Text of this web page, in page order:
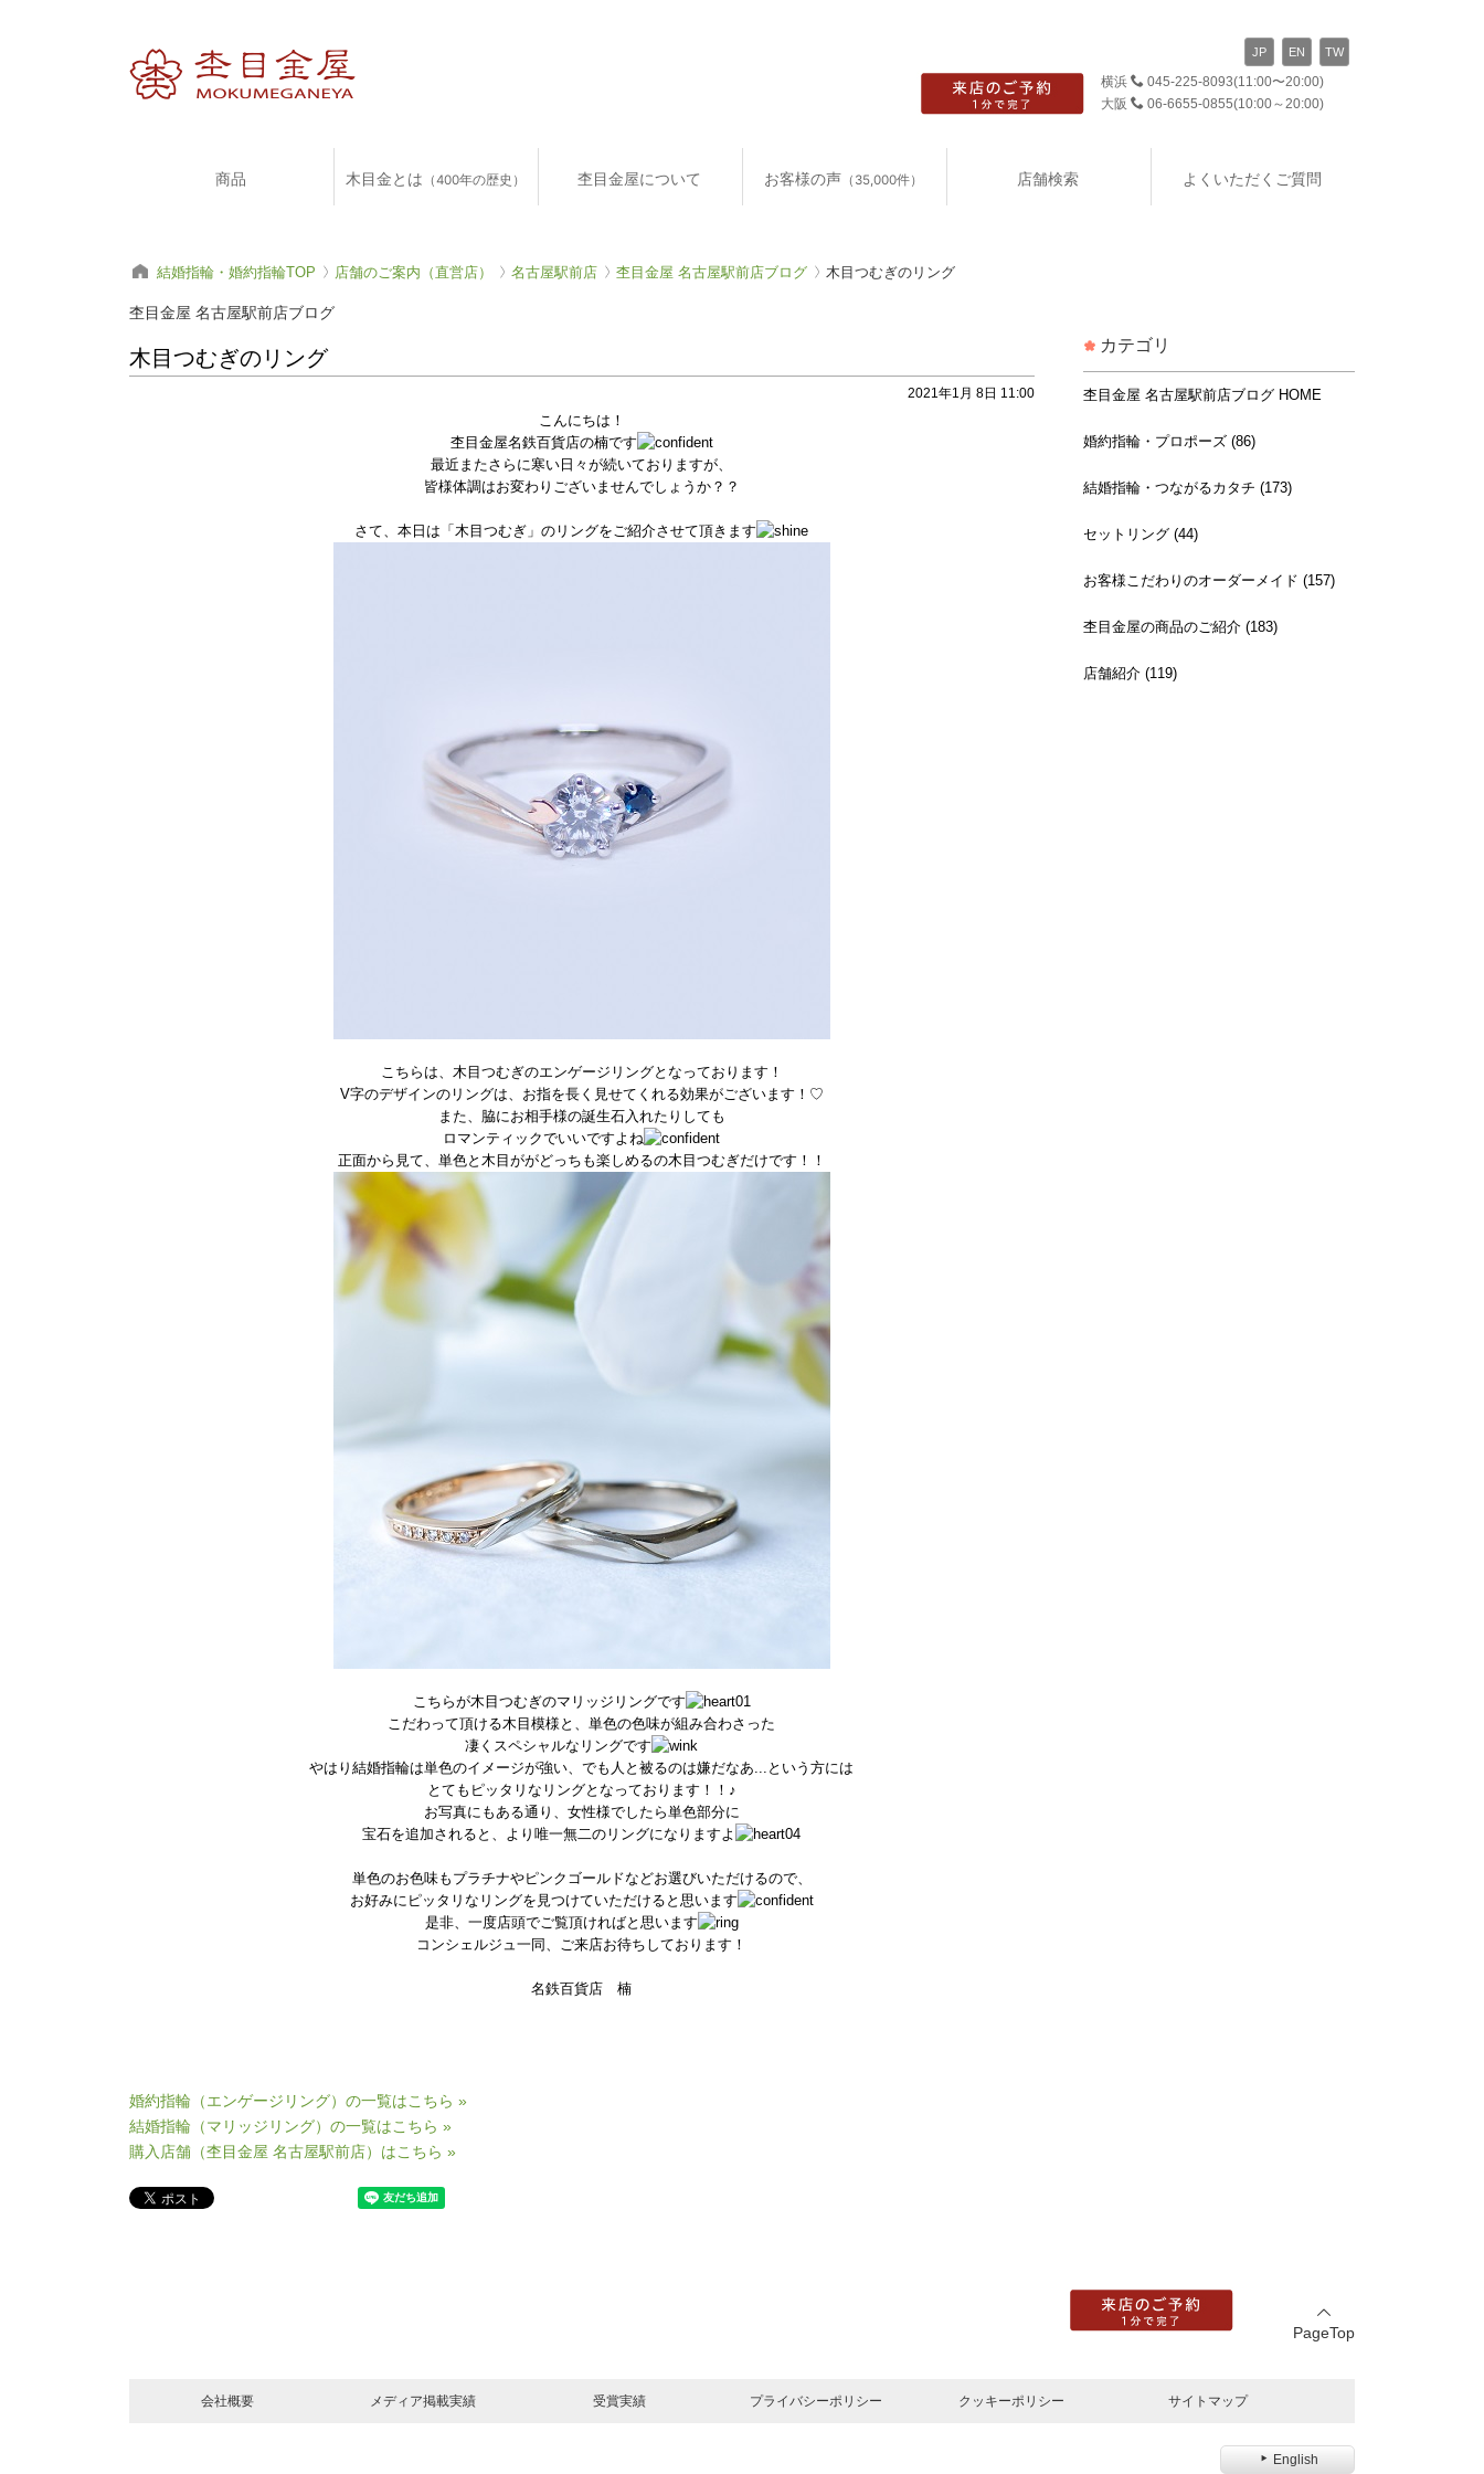
横浜 045-225-8093(11:00〜20:00)
大阪
06-6655-0855(10:00～20:00)
JP EN TW
商品 木目金とは （400年の歴史） 杢目金屋について お客様の声 （35,000件） 店舗検索 よくいただくご質問
結婚指輪・婚約指輪TOP 店舗のご案内（直営店） 名古屋駅前店 杢目金屋 名古屋駅前店ブログ 木目つむぎのリング
杢目金屋 名古屋駅前店ブログ
木目つむぎのリング
2021年1月 8日 11:00
こんにちは！
杢目金屋名鉄百貨店の楠です
最近またさらに寒い日々が続いておりますが、
皆様体調はお変わりございませんでしょうか？？
さて、本日は「木目つむぎ」のリングをご紹介させて頂きます
こちらは、木目つむぎのエンゲージリングとなっております！
V字のデザインのリングは、お指を長く見せてくれる効果がございます！♡
また、脇にお相手様の誕生石入れたりしても
ロマンティックでいいですよね
正面から見て、単色と木目ががどっちも楽しめるの木目つむぎだけです！！
こちらが木目つむぎのマリッジリングです
こだわって頂ける木目模様と、単色の色味が組み合わさった
凄くスペシャルなリングです
やはり結婚指輪は単色のイメージが強い、でも人と被るのは嫌だなあ...という方には
とてもピッタリなリングとなっております！！♪
お写真にもある通り、女性様でしたら単色部分に
宝石を追加されると、より唯一無二のリングになりますよ
単色のお色味もプラチナやピンクゴールドなどお選びいただけるので、
お好みにピッタリなリングを見つけていただけると思います
是非、一度店頭でご覧頂ければと思います
コンシェルジュ一同、ご来店お待ちしております！
名鉄百貨店 楠
婚約指輪（エンゲージリング）の一覧はこちら »
結婚指輪（マリッジリング）の一覧はこちら »
購入店舗（杢目金屋 名古屋駅前店）はこちら »
カテゴリ
杢目金屋 名古屋駅前店ブログ HOME
婚約指輪・プロポーズ (86)
結婚指輪・つながるカタチ (173)
セットリング (44)
お客様こだわりのオーダーメイド (157)
杢目金屋の商品のご紹介 (183)
店舗紹介 (119)
PageTop
会社概要 メディア掲載実績 受賞実績 プライバシーポリシー クッキーポリシー サイトマップ
English